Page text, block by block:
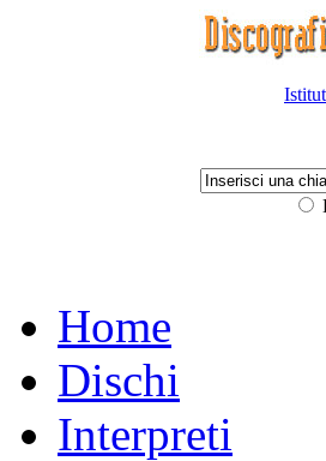
Home
Dischi
Interpreti